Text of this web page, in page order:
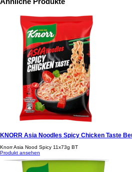
KNORR Asia Noodles Spicy Chicken Taste
Knorr Asia Nood Spicy 11x73g BT
Produkt ansehen